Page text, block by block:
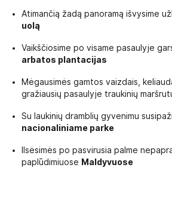
Atimančią žadą panoramą išvysime
uolą
Vaikščiosime po visame pasaulyje
arbatos plantacijas
Mėgausimės gamtos vaizdais,
gražiausių pasaulyje traukinių
Su laukinių dramblių gyvenimu
nacionaliniame parke
Ilsėsimės po pasvirusia palme
paplūdimiuose Maldyvuose